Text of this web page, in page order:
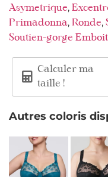
Asymetrique,
Primadonna, Ronde,
Soutien-gorge
Calculer ma
taille !
Autres coloris